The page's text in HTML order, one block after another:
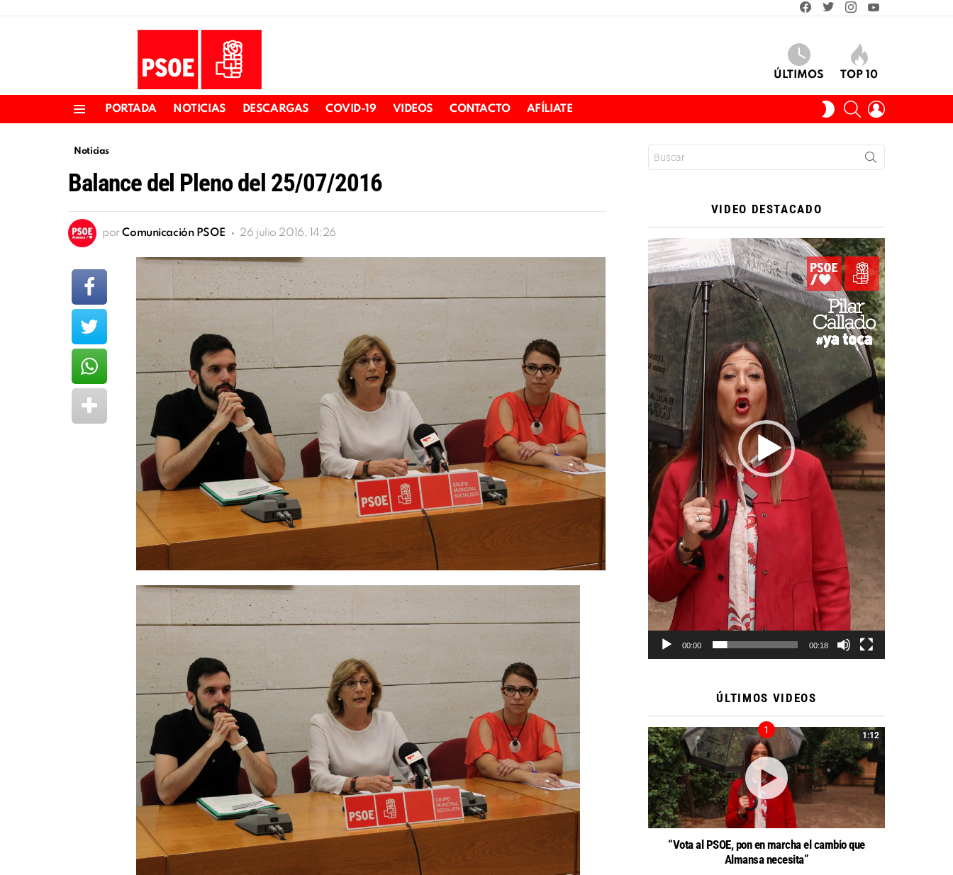
ÚLTIMOS TOP 10
PORTADA NOTICIAS DESCARGAS COVID-19 VIDEOS CONTACTO AFÍLIATE
SWITCH
SKIN
BUSCAR
Noticias
Balance del Pleno del 25/07/2016
por Comunicación PSOE 26 julio 2016, 14:26
VIDEO DESTACADO
Reproductor
de
vídeo
00:00 00:18
ÚLTIMOS VIDEOS
1:12
“Vota al PSOE, pon en marcha el cambio que
Almansa necesita”